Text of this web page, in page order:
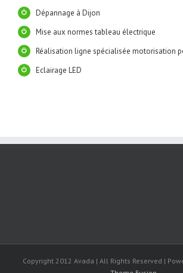
Dépannage à Dijon
Mise aux normes tableau électrique
Réalisation ligne spécialisée motorisation
Eclairage LED
Copyright 2012 Avada | All Rights Reserved |